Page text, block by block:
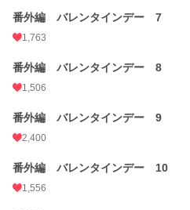
番外編 バレンタインデー 7
1,763
番外編 バレンタインデー 8
1,506
番外編 バレンタインデー 9
2,400
番外編 バレンタインデー 10
1,556